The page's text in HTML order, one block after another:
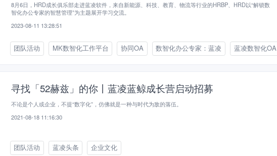
8月6日，HRD成长俱乐部走进蓝凌软件，来自新能源、科技、教育、物流等行业的HRBP、HRD以“解锁数
智化办公专家的智慧管理”为主题展开学习交流。
2023-08-11 13:28:51
团队活动 MK数智化工作平台 协同OA 数智化办公专家：蓝凌 蓝凌数智化OA
寻找「52赫兹」的你丨蓝凌蓝鲸成长营启动招募
不论是个人或企业，不提“数字化”，仿佛就是一种与时代为敌的落伍。
2021-08-18 11:16:30
团队活动 蓝凌头条 企业文化